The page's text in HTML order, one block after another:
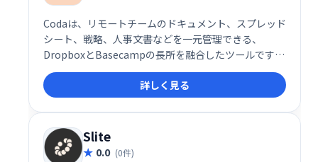
Codaは、リモートチームのドキュメント、スプレッド
シート、戦略、人事文書などを一元管理できる、
DropboxとBasecampの長所を融合したツールです。
様々なアプリを横断する煩わしさから解放され、アイ
デアの共有やコラボレーションをスムーズに行えま
す。 柔軟なビルディングブロック機能で、ドキュメン
トをチームのニーズに合わせてカスタマイズ可能で
す。
詳しく見る
Slite
0.0 (0件)